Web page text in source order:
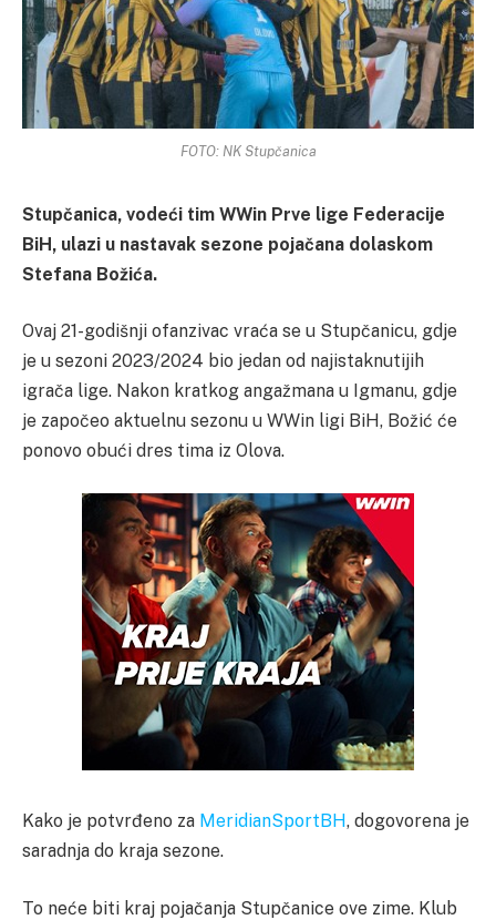
FOTO: NK Stupčanica
Stupčanica, vodeći tim WWin Prve lige Federacije
BiH, ulazi u nastavak sezone pojačana dolaskom
Stefana Božića.
Ovaj 21-godišnji ofanzivac vraća se u Stupčanicu, gdje
je u sezoni 2023/2024 bio jedan od najistaknutijih
igrača lige. Nakon kratkog angažmana u Igmanu, gdje
je započeo aktuelnu sezonu u WWin ligi BiH, Božić će
ponovo obući dres tima iz Olova.
Kako je potvrđeno za MeridianSportBH, dogovorena je
saradnja do kraja sezone.
To neće biti kraj pojačanja Stupčanice ove zime. Klub